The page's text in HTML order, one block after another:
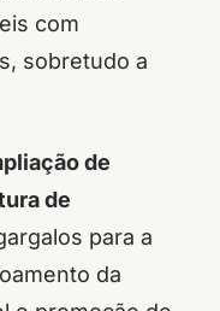
com
sobretudo a
de
de
para a
da